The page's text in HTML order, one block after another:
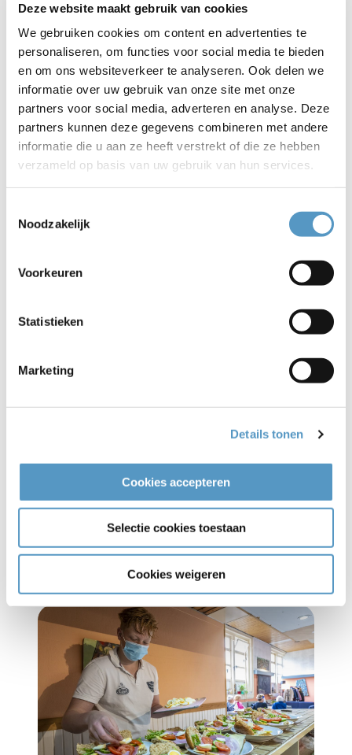
Deze website maakt gebruik van cookies
We gebruiken cookies om content en advertenties te
personaliseren, om functies voor social media te bieden
en om ons websiteverkeer te analyseren. Ook delen we
informatie over uw gebruik van onze site met onze
partners voor social media, adverteren en analyse. Deze
partners kunnen deze gegevens combineren met andere
informatie die u aan ze heeft verstrekt of die ze hebben
verzameld op basis van uw gebruik van hun services.
Noodzakelijk
Voorkeuren
Statistieken
Marketing
Details tonen
Cookies accepteren
Selectie cookies toestaan
Cookies weigeren
Het vraagstuk over eenzaamheid zal later dit jaar een
groter, langlopend adviestraject zijn. Hierbij zal de
adviesraad met diverse organisaties, gemeenten,
professionals en ervaringsdeskundigen gaan spreken om
vervolgens tot een schriftelijk advies te komen. Hierover
later meer.
Inschakelen? Neem contact op!
Naast voorgaande twee concrete schriftelijke adviezen, zal
de adviesraad zich ook buigen over allerhande kleinere
of gemeenten aan hen gesteld worden. Als jij of jouw
organisatie vragen hebben of graag eens van gedachten
Leeuwen via adviesraad@welzijnskwartier.nl.
Heb je, na dit gelezen te hebben, ook zin om je bij
Adviesraad Welzijnskwartier te voegen? Dat kan!
Meer Project Talent